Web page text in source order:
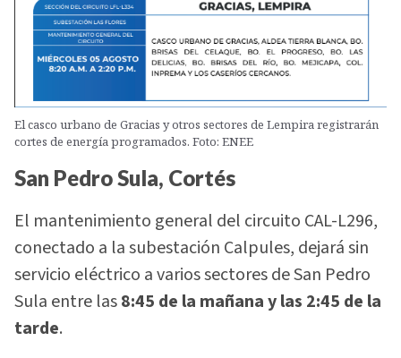
El casco urbano de Gracias y otros sectores de Lempira registrarán
cortes de energía programados. Foto: ENEE
San Pedro Sula, Cortés
El mantenimiento general del circuito CAL-L296,
conectado a la subestación Calpules, dejará sin
servicio eléctrico a varios sectores de San Pedro
Sula entre las8:45 de la mañana y las 2:45 de la
tarde.